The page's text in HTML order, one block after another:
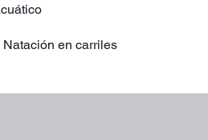
Natación en carriles